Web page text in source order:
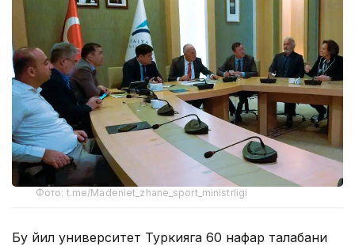
Фото: t.me/Madeniet_zhane_sport_ministrligi
Бу йил университет Туркияга 60 нафар талабани